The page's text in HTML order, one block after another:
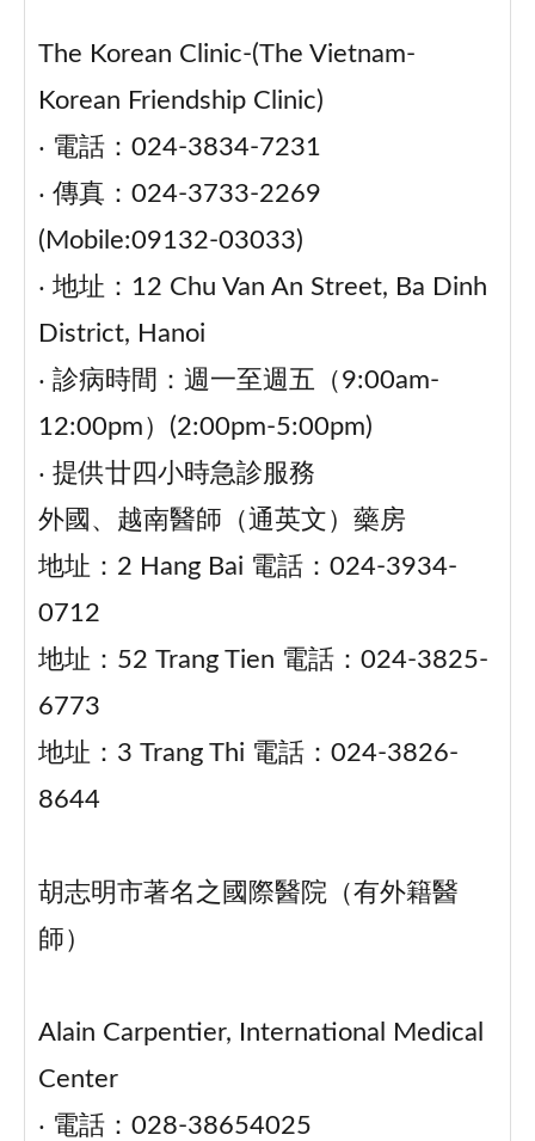
The Korean Clinic-(The Vietnam-
Korean Friendship Clinic)
‧ 電話：024-3834-7231
‧ 傳真：024-3733-2269
(Mobile:09132-03033)
‧ 地址：12 Chu Van An Street, Ba Dinh
District, Hanoi
‧ 診病時間：週一至週五（9:00am-
12:00pm）(2:00pm-5:00pm)
‧ 提供廿四小時急診服務
外國、越南醫師（通英文）藥房
地址：2 Hang Bai 電話：024-3934-
0712
地址：52 Trang Tien 電話：024-3825-
6773
地址：3 Trang Thi 電話：024-3826-
8644
胡志明市著名之國際醫院（有外籍醫
師）
Alain Carpentier, International Medical
Center
‧ 電話：028-38654025